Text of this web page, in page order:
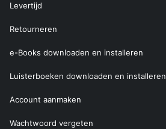
Levertijd
Retourneren
e-Books downloaden en installeren
Luisterboeken downloaden en installeren
Account aanmaken
Wachtwoord vergeten